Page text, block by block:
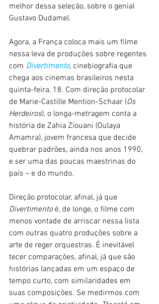
melhor dessa seleção, sobre o genial
Gustavo Dudamel.
Agora, a França coloca mais um filme
nessa leva de produções sobre regentes
com Divertimento, cinebiografia que
chega aos cinemas brasileiros nesta
quinta-feira, 18. Com direção protocolar
de Marie-Castille Mention-Schaar (Os
Herdeiros), o longa-metragem conta a
história de Zahia Ziouani (Oulaya
Amamra), jovem francesa que decide
quebrar padrões, ainda nos anos 1990,
e ser uma das poucas maestrinas do
país – e do mundo.
Direção protocolar, afinal, já que
Divertimento é, de longe, o filme com
menos vontade de arriscar nessa lista
com outras quatro produções sobre a
arte de reger orquestras. É inevitável
tecer comparações, afinal, já que são
histórias lançadas em um espaço de
tempo curto, com similaridades em
suas composições. Se medirmos com